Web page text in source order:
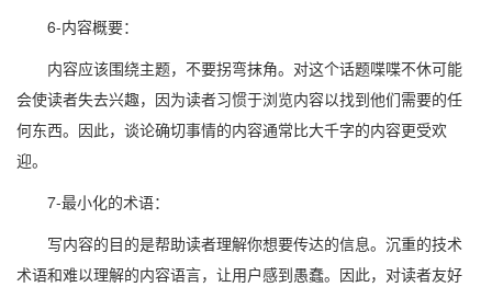
6-内容概要：
内容应该围绕主题，不要拐弯抹角。对这个话题喋喋不休可能
会使读者失去兴趣，因为读者习惯于浏览内容以找到他们需要的任
何东西。因此，谈论确切事情的内容通常比大千字的内容更受欢
迎。
7-最小化的术语：
写内容的目的是帮助读者理解你想要传达的信息。沉重的技术
术语和难以理解的内容语言，让用户感到愚蠢。因此，对读者友好